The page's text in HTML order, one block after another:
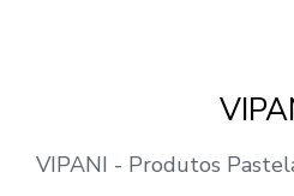
VIPANI - Produtos